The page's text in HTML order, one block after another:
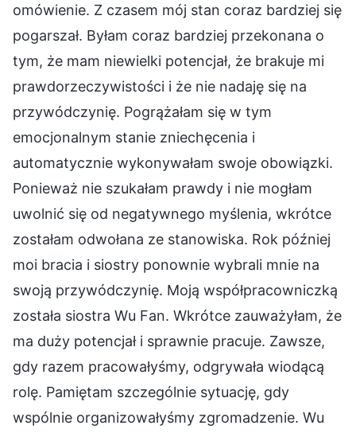
omówienie. Z czasem mój stan coraz bardziej się
pogarszał. Byłam coraz bardziej przekonana o
tym, że mam niewielki potencjał, że brakuje mi
prawdorzeczywistości i że nie nadaję się na
przywódczynię. Pogrążałam się w tym
emocjonalnym stanie zniechęcenia i
automatycznie wykonywałam swoje obowiązki.
Ponieważ nie szukałam prawdy i nie mogłam
uwolnić się od negatywnego myślenia, wkrótce
zostałam odwołana ze stanowiska. Rok później
moi bracia i siostry ponownie wybrali mnie na
swoją przywódczynię. Moją współpracowniczką
została siostra Wu Fan. Wkrótce zauważyłam, że
ma duży potencjał i sprawnie pracuje. Zawsze,
gdy razem pracowałyśmy, odgrywała wiodącą
rolę. Pamiętam szczególnie sytuację, gdy
wspólnie organizowałyśmy zgromadzenie. Wu